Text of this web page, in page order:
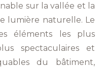
sur la vallée et la
lumière naturelle. Le
éléments les plus
spectaculaires et
du bâtiment,